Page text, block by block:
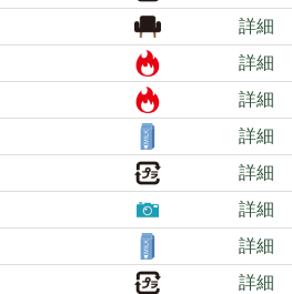
詳細
詳細
詳細
詳細
詳細
詳細
詳細
詳細